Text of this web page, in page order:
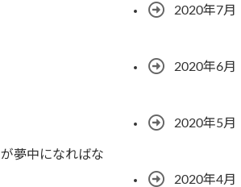
夢中になればな
2020年7月
2020年6月
2020年5月
2020年4月